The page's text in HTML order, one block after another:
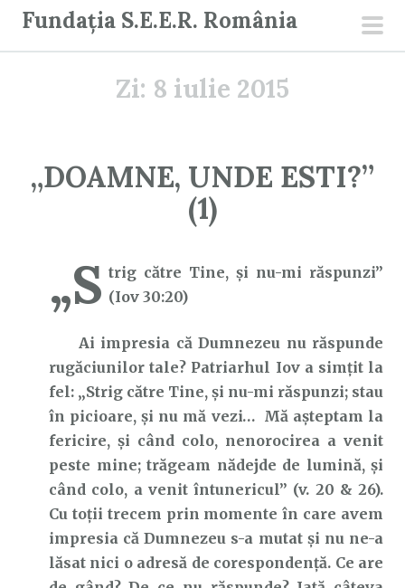
Fundația S.E.E.R. România
Zi: 8 iulie 2015
„DOAMNE, UNDE ESTI?”
(1)
„S trig către Tine, şi nu-mi răspunzi”
(Iov 30:20)
Ai impresia că Dumnezeu nu răspunde
rugăciunilor tale? Patriarhul Iov a simțit la
fel: „Strig către Tine, şi nu-mi răspunzi; stau
în picioare, şi nu mă vezi… Mă aşteptam la
fericire, şi când colo, nenorocirea a venit
peste mine; trăgeam nădejde de lumină, şi
când colo, a venit întunericul” (v. 20 & 26).
Cu toții trecem prin momente în care avem
impresia că Dumnezeu s-a mutat și nu ne-a
lăsat nici o adresă de corespondență. Ce are